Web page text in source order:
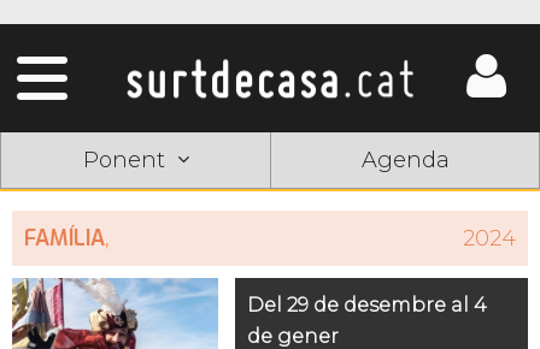
Ponent Agenda
FAMÍLIA, 2024
Del 29 de desembre al 4
de gener